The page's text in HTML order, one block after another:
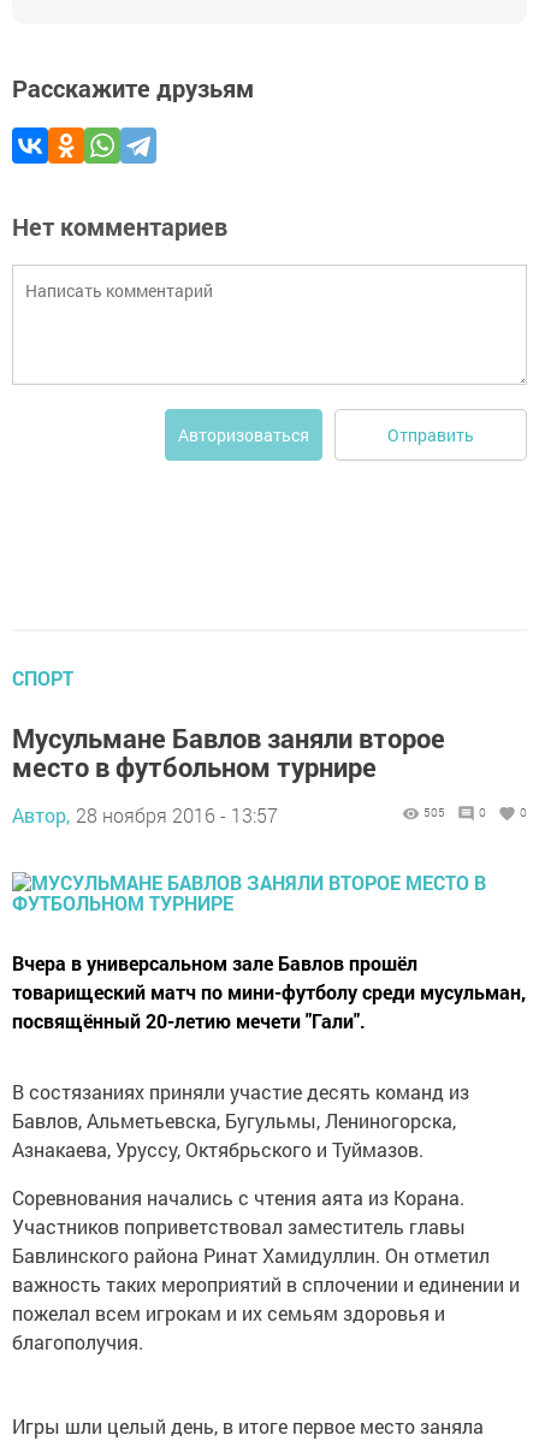
Расскажите друзьям
Нет комментариев
Авторизоваться Отправить
СПОРТ
Мусульмане Бавлов заняли второе
место в футбольном турнире
Автор, 28 ноября 2016 - 13:57 505 0 0
Вчера в универсальном зале Бавлов прошёл
товарищеский матч по мини-футболу среди мусульман,
посвящённый 20-летию мечети "Гали".
В состязаниях приняли участие десять команд из
Бавлов, Альметьевска, Бугульмы, Лениногорска,
Азнакаева, Уруссу, Октябрьского и Туймазов.
Соревнования начались с чтения аята из Корана.
Участников поприветствовал заместитель главы
Бавлинского района Ринат Хамидуллин. Он отметил
важность таких мероприятий в сплочении и единении и
пожелал всем игрокам и их семьям здоровья и
благополучия.
Игры шли целый день, в итоге первое место заняла